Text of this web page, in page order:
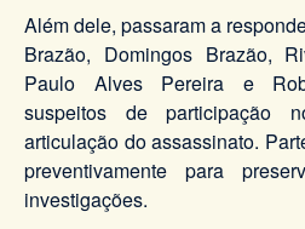
Além dele, passaram a
Brazão, Domingos Brazão,
Paulo Alves Pereira e
suspeitos de participação
articulação do assassinato.
preventivamente para
investigações.